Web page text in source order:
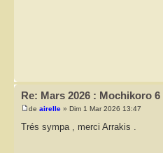
Re: Mars 2026 : Mochikoro 6
de airelle » Dim 1 Mar 2026 13:47
Trés sympa , merci Arrakis .